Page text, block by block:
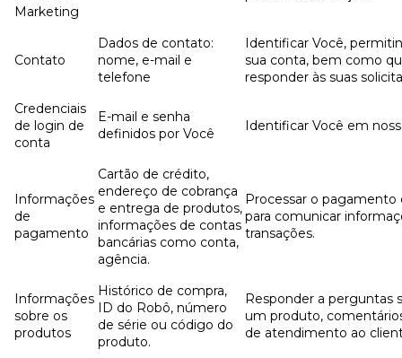
Marketing
Contato
Dados de contato:
nome, e-mail e
telefone
Identificar Você,
sua conta, bem como
responder às suas
Credenciais
de login de
conta
E-mail e senha
definidos por Você
Identificar Você em
Informações
de
pagamento
Cartão de crédito,
endereço de cobrança
e entrega de produtos,
informações de contas
bancárias como conta,
agência.
Processar o pagamento
para comunicar
transações.
Informações
sobre os
produtos
Histórico de compra,
ID do Robô, número
de série ou código do
produto.
Responder a perguntas
um produto,
de atendimento ao